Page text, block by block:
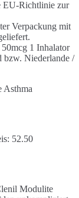
EU-Richtlinie zur
Verpackung mit
1 Inhalator
bzw. Niederlande /
Asthma
52.50
Modulite